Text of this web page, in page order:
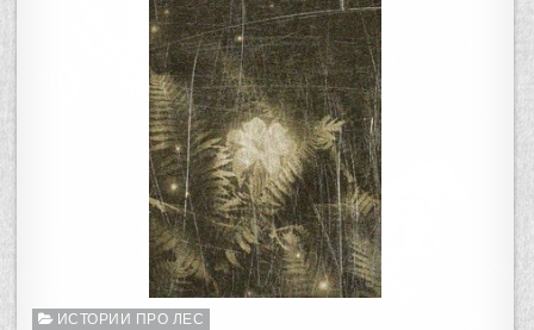
Опубликовано
ИСТОРИИ ПРО ЛЕС